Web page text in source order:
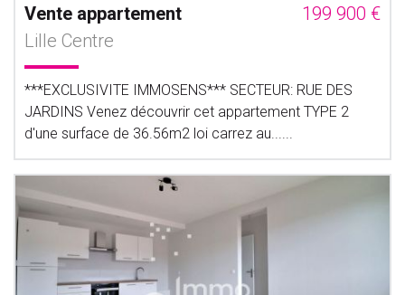
Vente appartement
199 900 €
Lille Centre
***EXCLUSIVITE IMMOSENS*** SECTEUR: RUE DES
JARDINS Venez découvrir cet appartement TYPE 2
d'une surface de 36.56m2 loi carrez au......